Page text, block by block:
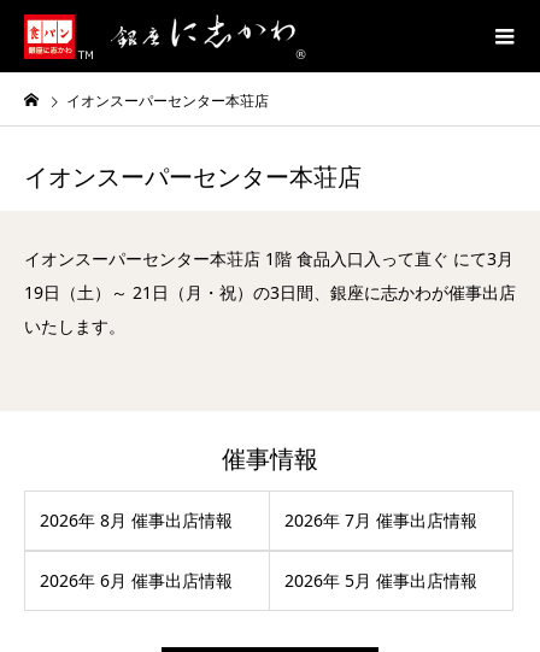
イオンスーパーセンター本荘店
イオンスーパーセンター本荘店
イオンスーパーセンター本荘店 1階 食品入口入って直ぐ にて3月
19日（土）～ 21日（月・祝）の3日間、銀座に志かわが催事出店
いたします。
催事情報
2026年 8月 催事出店情報 2026年 7月 催事出店情報
2026年 6月 催事出店情報 2026年 5月 催事出店情報